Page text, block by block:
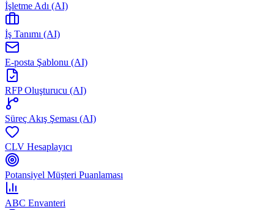
İşletme Adı (AI)
İş Tanımı (AI)
E-posta Şablonu (AI)
RFP Oluşturucu (AI)
Süreç Akış Şeması (AI)
CLV Hesaplayıcı
Potansiyel Müşteri Puanlaması
ABC Envanteri